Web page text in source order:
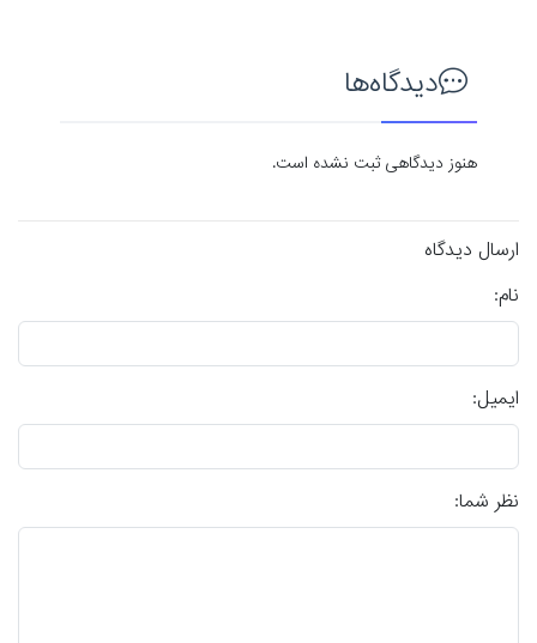
دیدگاه‌ها
هنوز دیدگاهی ثبت نشده است.
ارسال دیدگاه
نام:
ایمیل:
نظر شما: